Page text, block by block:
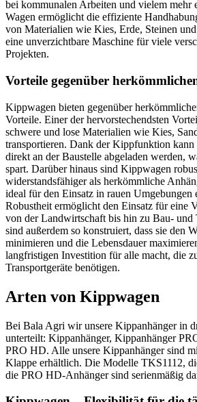
bei kommunalen Arbeiten und vielem mehr
Wagen ermöglicht die effiziente
von Materialien wie Kies, Erde, Steinen
eine unverzichtbare Maschine für viele
Projekten.
Vorteile gegenüber
Kippwagen bieten gegenüber
Vorteile. Einer der hervorstechendsten
schwere und lose Materialien wie Kies,
transportieren. Dank der Kippfunktion kann
direkt an der Baustelle abgeladen werden,
spart. Darüber hinaus sind Kippwagen
widerstandsfähiger als herkömmliche
ideal für den Einsatz in rauen Umgebungen
Robustheit ermöglicht den Einsatz für eine
von der Landwirtschaft bis hin zu Bau- und
sind außerdem so konstruiert, dass sie den
minimieren und die Lebensdauer
langfristigen Investition für alle macht, die
Transportgeräte benötigen.
Arten von Kippwagen
Bei Bala Agri wir unsere Kippanhänger in
unterteilt: Kippanhänger, Kippanhänger
PRO HD. Alle unsere Kippanhänger sind
Klappe erhältlich. Die Modelle TKS1112,
die PRO HD-Anhänger sind serienmäßig